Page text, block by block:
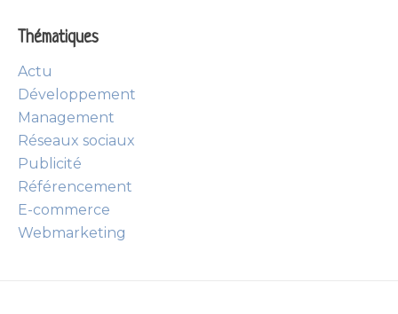
Thématiques
Actu
Développement
Management
Réseaux sociaux
Publicité
Référencement
E-commerce
Webmarketing